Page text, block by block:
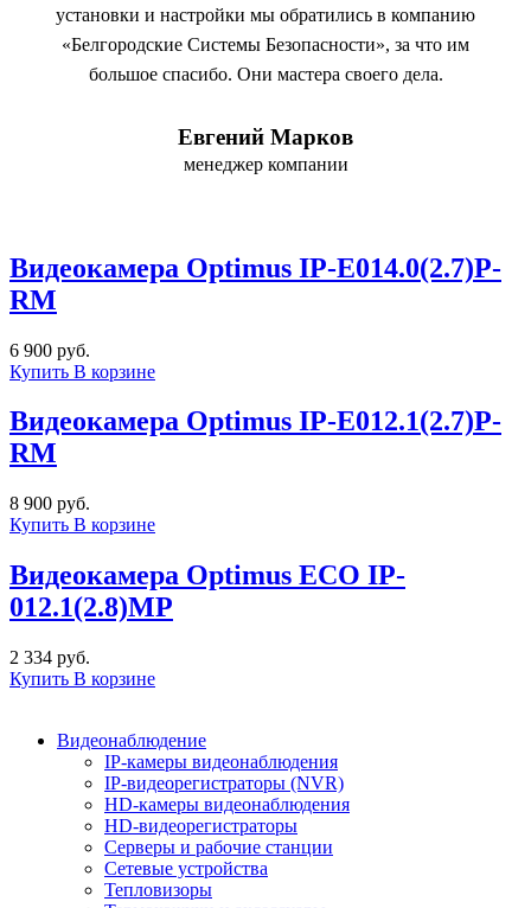
установки и настройки мы обратились в компанию
«Белгородские Системы Безопасности», за что им
большое спасибо. Они мастера своего дела.
Евгений Марков
менеджер компании
Видеокамера Optimus IP-E014.0(2.7)Р-
RM
6 900 руб.
Купить В корзине
Видеокамера Optimus IP-E012.1(2.7)P-
RM
8 900 руб.
Купить В корзине
Видеокамера Optimus ECO IP-
012.1(2.8)MP
2 334 руб.
Купить В корзине
Видеонаблюдение
IP-камеры видеонаблюдения
IP-видеорегистраторы (NVR)
HD-камеры видеонаблюдения
HD-видеорегистраторы
Серверы и рабочие станции
Сетевые устройства
Тепловизоры